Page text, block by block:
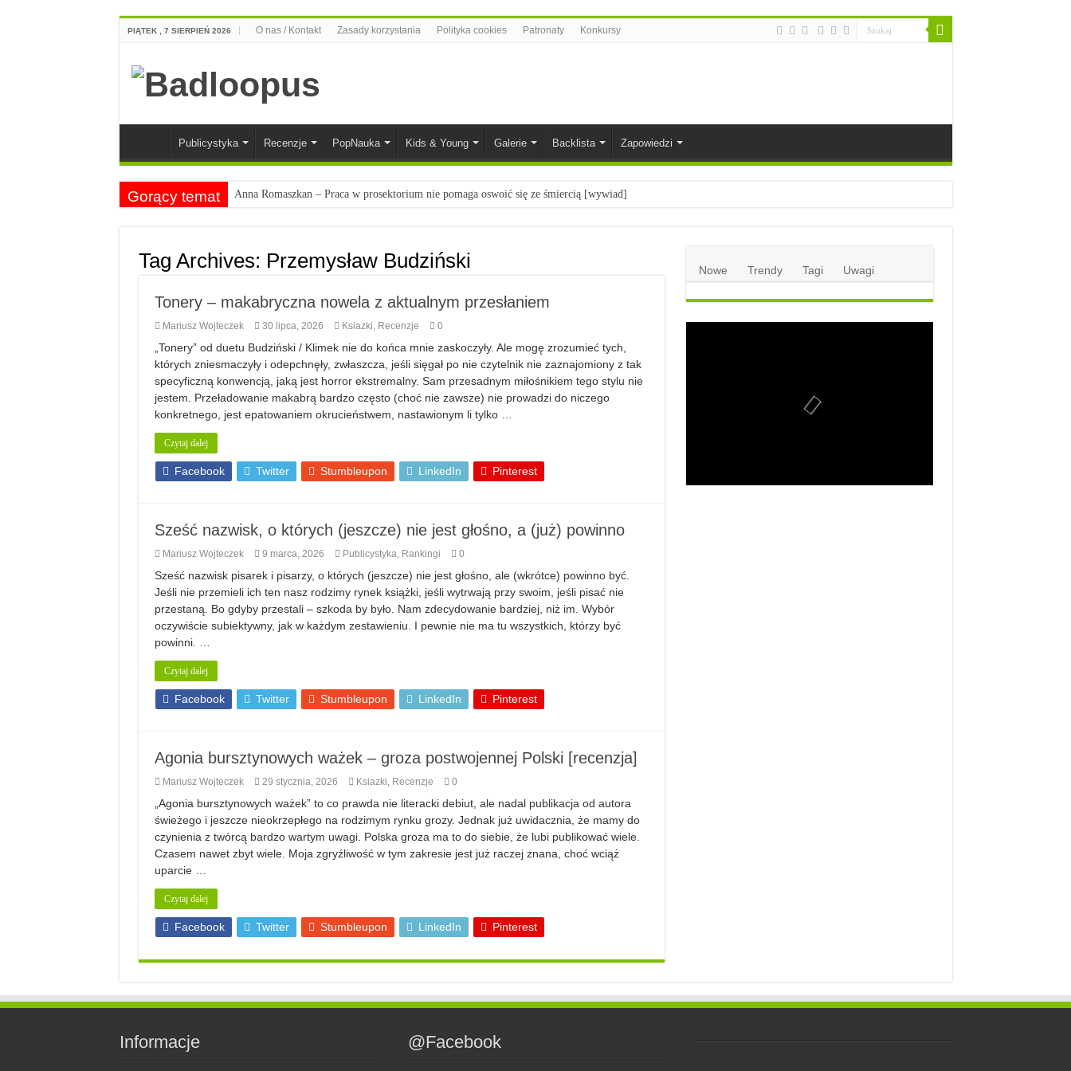
PIĄTEK , 7 SIERPIEŃ 2026 O nas / Kontakt Zasady korzystania Polityka cookies Patronaty Konkursy
Publicystyka Recenzje PopNauka Kids & Young Galerie Backlista Zapowiedzi
Gorący temat Anna Romaszkan – Praca w prosektorium nie pomaga oswoić się ze śmiercią [wywiad]
Najciekawsze zapowiedzi komiksowe na 2023 rok
Tag Archives: Przemysław Budziński
Tonery – makabryczna nowela z aktualnym przesłaniem
Mariusz Wojteczek 30 lipca, 2026 Ksiazki, Recenzje 0
„Tonery” od duetu Budziński / Klimek nie do końca mnie zaskoczyły. Ale mogę zrozumieć tych,
których zniesmaczyły i odepchnęły, zwłaszcza, jeśli sięgał po nie czytelnik nie zaznajomiony z tak
specyficzną konwencją, jaką jest horror ekstremalny. Sam przesadnym miłośnikiem tego stylu nie
jestem. Przeładowanie makabrą bardzo często (choć nie zawsze) nie prowadzi do niczego
konkretnego, jest epatowaniem okrucieństwem, nastawionym li tylko …
Czytaj dalej
Facebook Twitter Stumbleupon LinkedIn Pinterest
Sześć nazwisk, o których (jeszcze) nie jest głośno, a (już) powinno
Mariusz Wojteczek 9 marca, 2026 Publicystyka, Rankingi 0
Sześć nazwisk pisarek i pisarzy, o których (jeszcze) nie jest głośno, ale (wkrótce) powinno być.
Jeśli nie przemieli ich ten nasz rodzimy rynek książki, jeśli wytrwają przy swoim, jeśli pisać nie
przestaną. Bo gdyby przestali – szkoda by było. Nam zdecydowanie bardziej, niż im. Wybór
oczywiście subiektywny, jak w każdym zestawieniu. I pewnie nie ma tu wszystkich, którzy być
powinni. …
Czytaj dalej
Facebook Twitter Stumbleupon LinkedIn Pinterest
Agonia bursztynowych ważek – groza postwojennej Polski [recenzja]
Mariusz Wojteczek 29 stycznia, 2026 Ksiazki, Recenzje 0
„Agonia bursztynowych ważek” to co prawda nie literacki debiut, ale nadal publikacja od autora
świeżego i jeszcze nieokrzepłego na rodzimym rynku grozy. Jednak już uwidacznia, że mamy do
czynienia z twórcą bardzo wartym uwagi. Polska groza ma to do siebie, że lubi publikować wiele.
Czasem nawet zbyt wiele. Moja zgryźliwość w tym zakresie jest już raczej znana, choć wciąż
uparcie …
Czytaj dalej
Facebook Twitter Stumbleupon LinkedIn Pinterest
Nowe Trendy Tagi Uwagi
Informacje @Facebook